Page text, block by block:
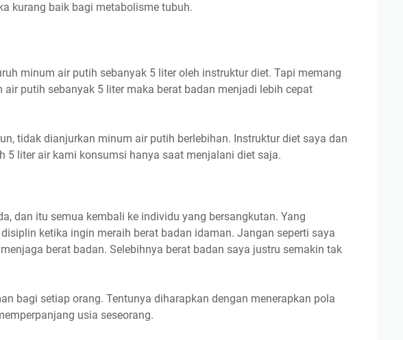
kurang baik bagi metabolisme tubuh.
minum air putih sebanyak 5 liter oleh instruktur diet. Tapi memang
putih sebanyak 5 liter maka berat badan menjadi lebih cepat
tidak dianjurkan minum air putih berlebihan. Instruktur diet saya dan
5 liter air kami konsumsi hanya saat menjalani diet saja.
dan itu semua kembali ke individu yang bersangkutan. Yang
ketika ingin meraih berat badan idaman. Jangan seperti saya
berat badan. Selebihnya berat badan saya justru semakin tak
bagi setiap orang. Tentunya diharapkan dengan menerapkan pola
usia seseorang.